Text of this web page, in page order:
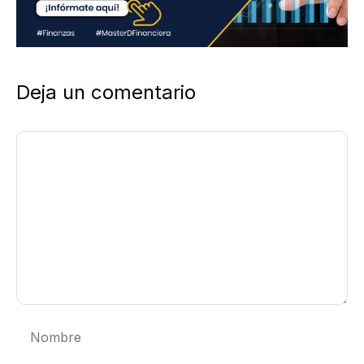
Deja un comentario
Comentario